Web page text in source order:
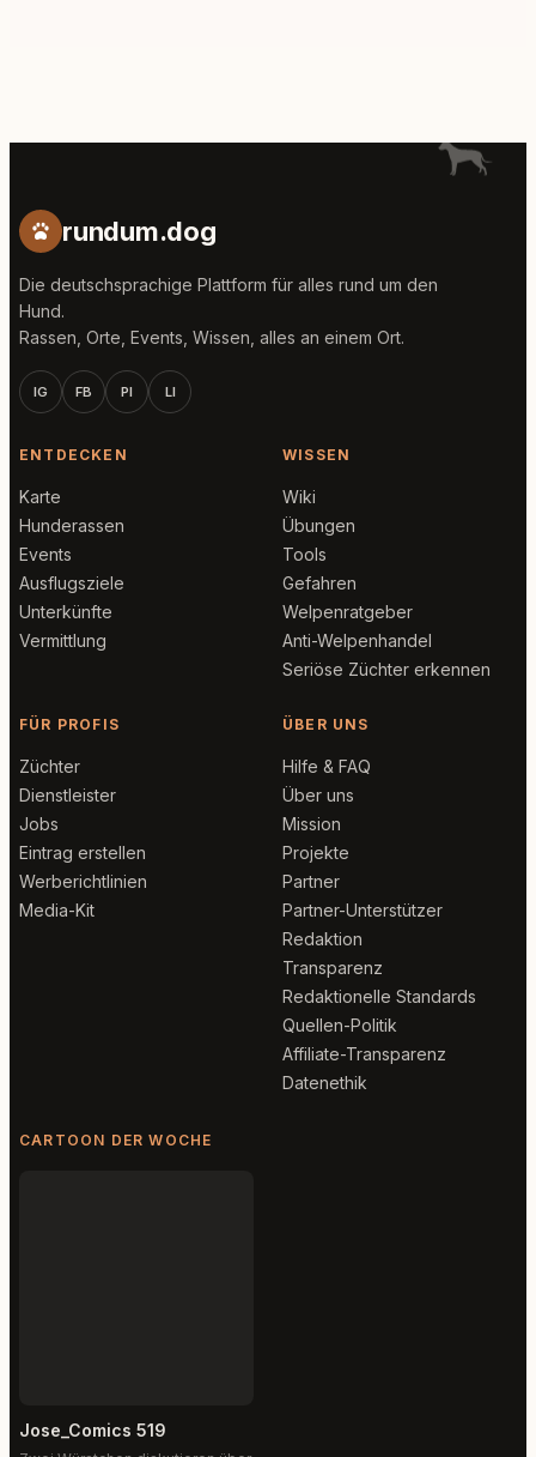
rundum.dog
Die deutschsprachige Plattform für alles rund um den
Hund.
Rassen, Orte, Events, Wissen, alles an einem Ort.
IG FB PI LI
ENTDECKEN
Karte
Hunderassen
Events
Ausflugsziele
Unterkünfte
Vermittlung
WISSEN
Wiki
Übungen
Tools
Gefahren
Welpenratgeber
Anti-Welpenhandel
Seriöse Züchter erkennen
FÜR PROFIS
Züchter
Dienstleister
Jobs
Eintrag erstellen
Werberichtlinien
Media-Kit
ÜBER UNS
Hilfe & FAQ
Über uns
Mission
Projekte
Partner
Partner-Unterstützer
Redaktion
Transparenz
Redaktionelle Standards
Quellen-Politik
Affiliate-Transparenz
Datenethik
CARTOON DER WOCHE
Jose_Comics 519